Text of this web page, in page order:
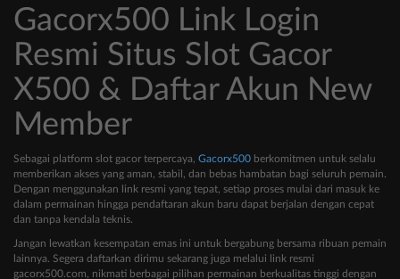
Gacorx500 Link Login
Resmi Situs Slot Gacor
X500 & Daftar Akun New
Member
Sebagai platform slot gacor terpercaya, Gacorx500 berkomitmen untuk selalu
memberikan akses yang aman, stabil, dan bebas hambatan bagi seluruh pemain.
Dengan menggunakan link resmi yang tepat, setiap proses mulai dari masuk ke
dalam permainan hingga pendaftaran akun baru dapat berjalan dengan cepat
dan tanpa kendala teknis.
Jangan lewatkan kesempatan emas ini untuk bergabung bersama ribuan pemain
lainnya. Segera daftarkan dirimu sekarang juga melalui link resmi
gacorx500.com, nikmati berbagai pilihan permainan berkualitas tinggi dengan